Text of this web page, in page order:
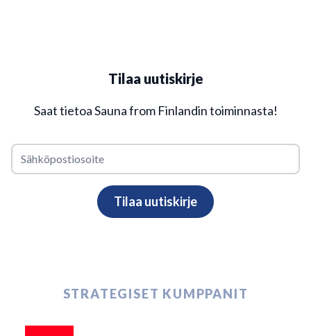
Tilaa uutiskirje
Saat tietoa Sauna from Finlandin toiminnasta!
STRATEGISET KUMPPANIT